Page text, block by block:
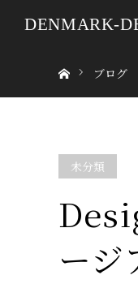
DENMARK-
ブログ
未分類
ージ